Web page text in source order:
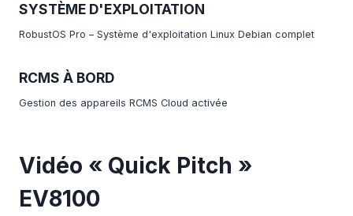
SYSTÈME D'EXPLOITATION
RobustOS Pro – Système d'exploitation Linux Debian complet
RCMS À BORD
Gestion des appareils RCMS Cloud activée
Vidéo « Quick Pitch »
EV8100